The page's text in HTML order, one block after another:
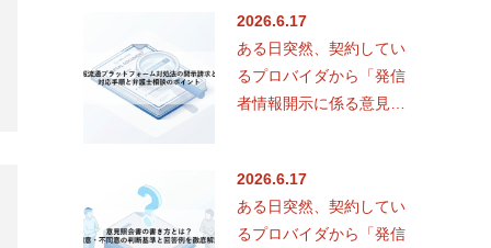
侵害…
2026.6.17
ある日突然、契約してい
るプロバイダから「発信
者情報開示に係る意見照
名前と住…
2026.6.17
ある日突然、契約してい
るプロバイダから「発信